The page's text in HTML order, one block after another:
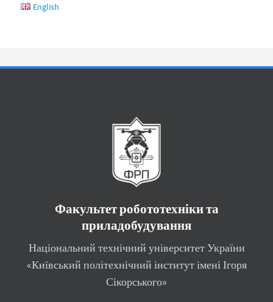
English
Факультет робототехніки та
приладобудування
Національний технічний університет України
«Київський політехнічний інститут імені Ігоря
Сікорського»